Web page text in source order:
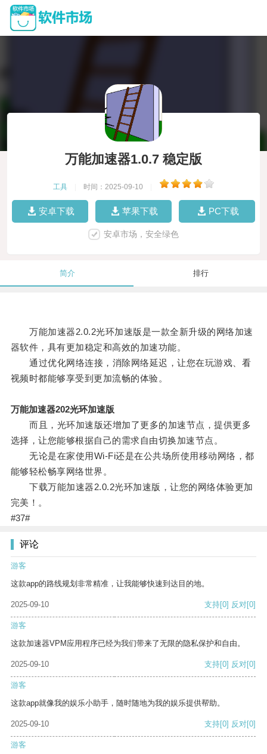
万能加速器1.0.7 稳定版
工具 时间：2025-09-10
安卓下载 苹果下载 PC下载
安卓市场，安全绿色
简介 排行
万能加速器2.0.2光环加速版是一款全新升级的网络加速
器软件，具有更加稳定和高效的加速功能。
通过优化网络连接，消除网络延迟，让您在玩游戏、看
视频时都能够享受到更加流畅的体验。
万能加速器202光环加速版
而且，光环加速版还增加了更多的加速节点，提供更多
选择，让您能够根据自己的需求自由切换加速节点。
无论是在家使用Wi-Fi还是在公共场所使用移动网络，都
能够轻松畅享网络世界。
下载万能加速器2.0.2光环加速版，让您的网络体验更加
完美！。
#37#
评论
游客
这款app的路线规划非常精准，让我能够快速到达目的地。
2025-09-10 支持[0] 反对[0]
游客
这款加速器VPM应用程序已经为我们带来了无限的隐私保护和自由。
2025-09-10 支持[0] 反对[0]
游客
这款app就像我的娱乐小助手，随时随地为我的娱乐提供帮助。
2025-09-10 支持[0] 反对[0]
游客